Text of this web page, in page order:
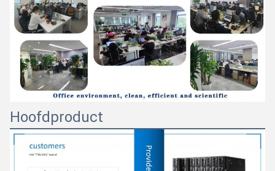
Hoofdproduct